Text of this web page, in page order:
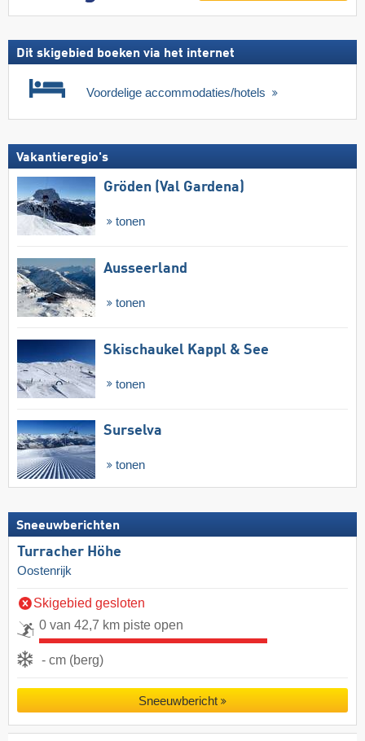
Dit skigebied boeken via het internet
Voordelige accommodaties/hotels
Vakantieregio's
Gröden (Val Gardena)
tonen
Ausseerland
tonen
Skischaukel Kappl & See
tonen
Surselva
tonen
Sneeuwberichten
Turracher Höhe
Oostenrijk
Skigebied gesloten
0 van 42,7 km piste open
- cm (berg)
Sneeuwbericht